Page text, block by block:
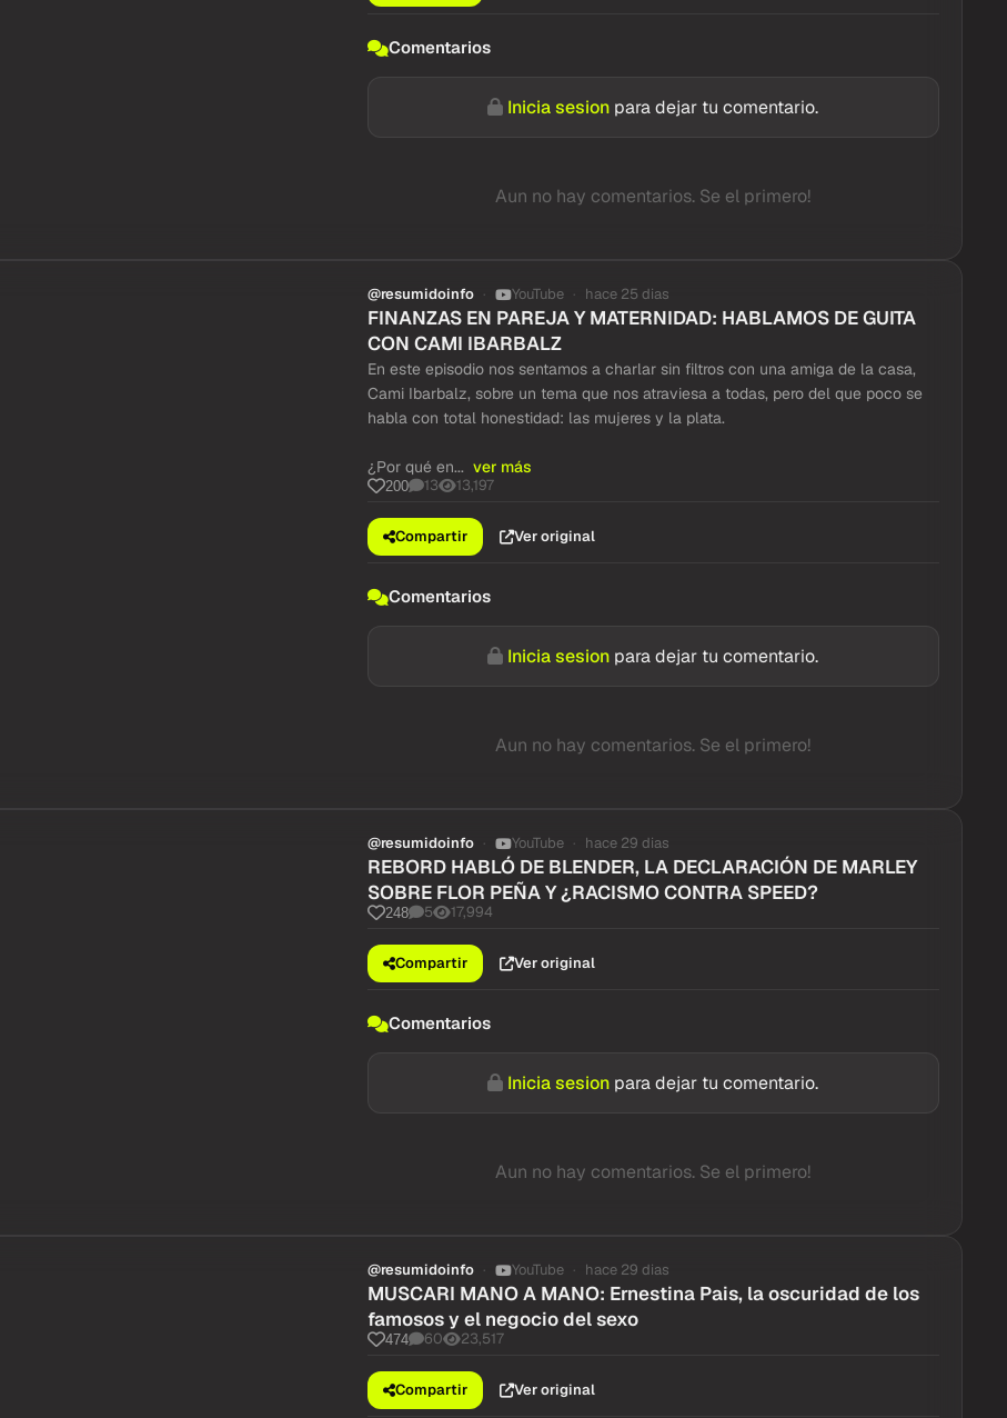
Comentarios
Inicia sesion para dejar tu comentario.
Aun no hay comentarios. Se el primero!
@resumidoinfo YouTube hace 25 dias
FINANZAS EN PAREJA Y MATERNIDAD: HABLAMOS DE GUITA
CON CAMI IBARBALZ
En este episodio nos sentamos a charlar sin filtros con una amiga de la casa,
Cami Ibarbalz, sobre un tema que nos atraviesa a todas, pero del que poco se
habla con total honestidad: las mujeres y la plata.
¿Por qué en... ver más
200 13 13,197
Compartir Ver original
Comentarios
Inicia sesion para dejar tu comentario.
Aun no hay comentarios. Se el primero!
@resumidoinfo YouTube hace 29 dias
REBORD HABLÓ DE BLENDER, LA DECLARACIÓN DE MARLEY
SOBRE FLOR PEÑA Y ¿RACISMO CONTRA SPEED?
248 5 17,994
Compartir Ver original
Comentarios
Inicia sesion para dejar tu comentario.
Aun no hay comentarios. Se el primero!
@resumidoinfo YouTube hace 29 dias
MUSCARI MANO A MANO: Ernestina Pais, la oscuridad de los
famosos y el negocio del sexo
474 60 23,517
Compartir Ver original